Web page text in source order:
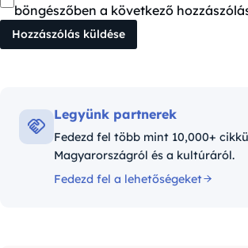
böngészőben a következő
Legyünk partnerek
Fedezd fel több mint 10,000+
Magyarországról és a kultúráról.
Fedezd fel a lehetőségeket